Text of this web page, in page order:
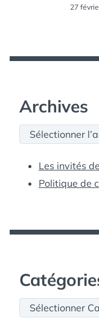
27
Archives
Archives
Les invités
Politique de
Catégories